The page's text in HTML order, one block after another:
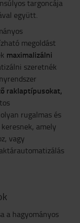
megoldást
maximalizálni
szeretnék
raklaptípusokat,
rugalmas és
keresnek, amely
vagy
a hagyományos